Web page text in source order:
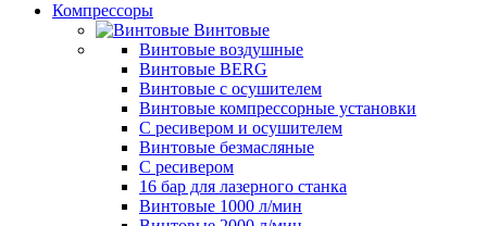
Компрессоры
Винтовые
Винтовые воздушные
Винтовые BERG
Винтовые с осушителем
Винтовые компрессорные установки
C ресивером и осушителем
Винтовые безмасляные
C ресивером
16 бар для лазерного станка
Винтовые 1000 л/мин